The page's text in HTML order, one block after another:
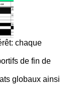
chaque
de fin de
globaux ainsi